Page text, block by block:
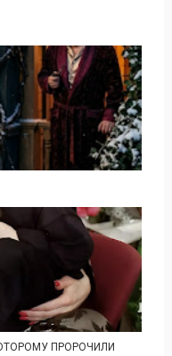
ПРОРОЧИЛИ